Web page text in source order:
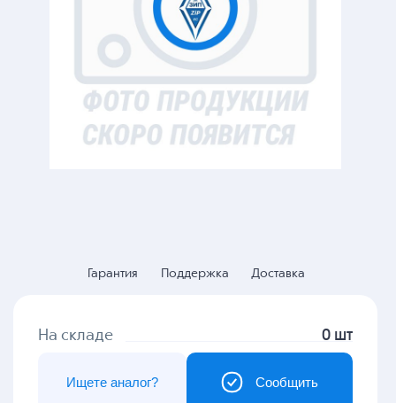
Гарантия Поддержка Доставка
На складе 0 шт
Сообщить
Ищете аналог?